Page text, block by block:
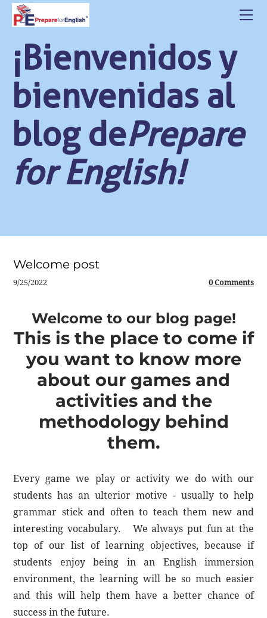
¡Bienvenidos y
bienvenidas al
blog dePrepare
for English!
Welcome post
9/25/2022 0 Comments
Welcome to our blog page!
This is the place to come if
you want to know more
about our games and
activities and the
methodology behind
them.
Every game we play or activity we do with our
students has an ulterior motive - usually to help
grammar stick and often to teach them new and
interesting vocabulary. We always put fun at the
top of our list of learning objectives, because if
students enjoy being in an English immersion
environment, the learning will be so much easier
and this will help them have a better chance of
success in the future.
CLASSES
CONTACT
STUDENT LOGIN
POLITICA DE PRIVACIDAD